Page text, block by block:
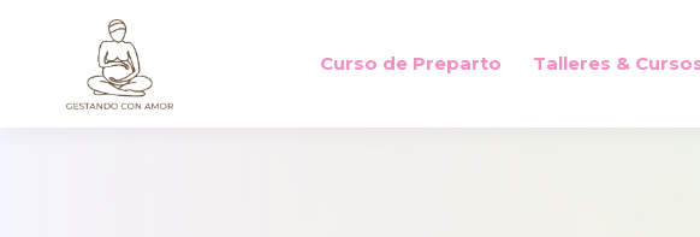
Curso de Preparto Talleres &